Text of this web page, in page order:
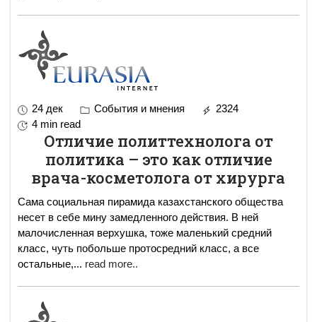
24 дек События и мнения
2324
4 min read
Отличие политтехнолога от
политика – это как отличие
врача-косметолога от хирурга
Сама социальная пирамида казахстанского общества
несет в себе мину замедленного действия. В ней
малочисленная верхушка, тоже маленький средний
класс, чуть побольше протосредний класс, а все
остальные,... read more..